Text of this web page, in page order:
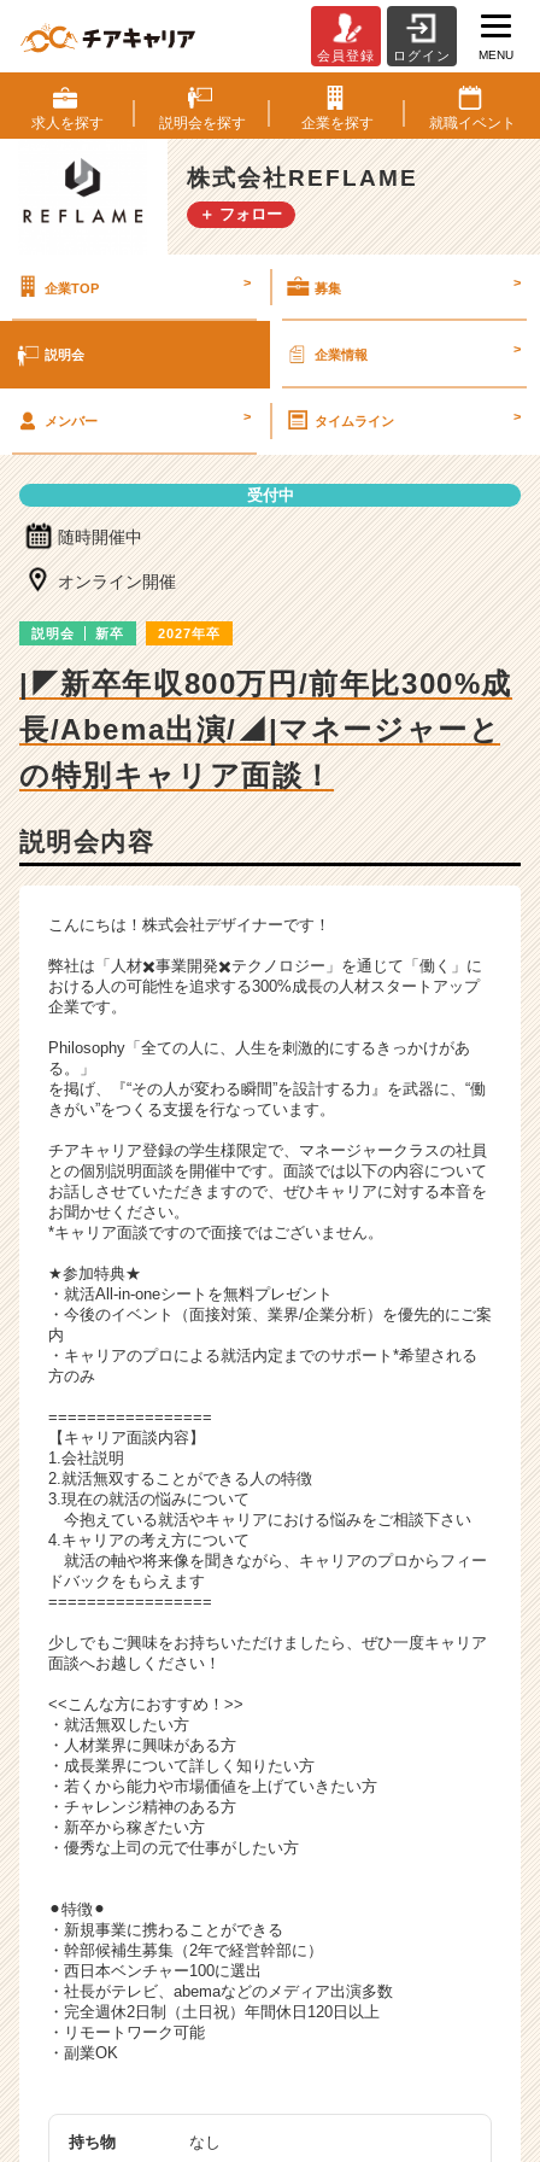
式
会
社
R
E
F
E
明
ー・
成
長
企
業
か
ら
届
就
イ
ト
チ
キ
ャ
リ
ア
e
r
e
r）
会員登録 ログイン MENU
求人を探す 説明会を探す 企業を探す 就職イベント
株式会社REFLAME
＋ フォロー
企業TOP > 募集 >
説明会 企業情報 >
メンバー > タイムライン >
受付中
随時開催中
オンライン開催
説明会 新卒 2027年卒
|◤新卒年収800万円/前年比300%成
長/Abema出演/◢|マネージャーと
の特別キャリア面談！
説明会内容
こんにちは！株式会社デザイナーです！
弊社は「人材✖️事業開発✖️テクノロジー」を通じて「働く」に
おける人の可能性を追求する300%成長の人材スタートアップ
企業です。
Philosophy「全ての人に、人生を刺激的にするきっかけがあ
る。」
を掲げ、『“その人が変わる瞬間”を設計する力』を武器に、“働
きがい”をつくる支援を行なっています。
チアキャリア登録の学生様限定で、マネージャークラスの社員
との個別説明面談を開催中です。面談では以下の内容について
お話しさせていただきますので、ぜひキャリアに対する本音を
お聞かせください。
*キャリア面談ですので面接ではございません。
★参加特典★
・就活All-in-oneシートを無料プレゼント
・今後のイベント（面接対策、業界/企業分析）を優先的にご案
内
・キャリアのプロによる就活内定までのサポート*希望される
方のみ
=================
【キャリア面談内容】
1.会社説明
2.就活無双することができる人の特徴
3.現在の就活の悩みについて
今抱えている就活やキャリアにおける悩みをご相談下さい
4.キャリアの考え方について
就活の軸や将来像を聞きながら、キャリアのプロからフィー
ドバックをもらえます
=================
少しでもご興味をお持ちいただけましたら、ぜひ一度キャリア
面談へお越しください！
<<こんな方におすすめ！>>
・就活無双したい方
・人材業界に興味がある方
・成長業界について詳しく知りたい方
・若くから能力や市場価値を上げていきたい方
・チャレンジ精神のある方
・新卒から稼ぎたい方
・優秀な上司の元で仕事がしたい方
⚫︎特徴⚫︎
・新規事業に携わることができる
・幹部候補生募集（2年で経営幹部に）
・西日本ベンチャー100に選出
・社長がテレビ、abemaなどのメディア出演多数
・完全週休2日制（土日祝）年間休日120日以上
・リモートワーク可能
・副業OK
持ち物 なし